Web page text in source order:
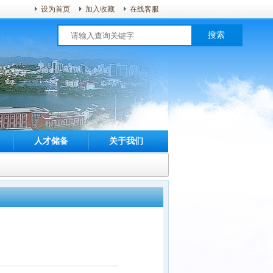
设为首页 加入收藏 在线客服
搜索
人才储备 关于我们